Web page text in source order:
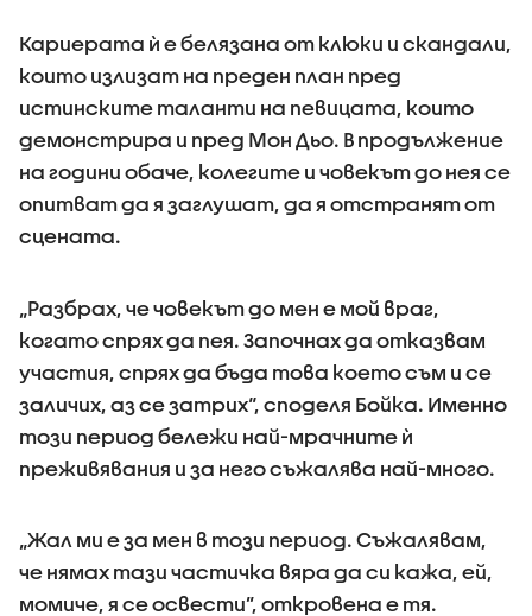
Кариерата ѝ е белязана от клюки и скандали,
които излизат на преден план пред
истинските таланти на певицата, които
демонстрира и пред Мон Дьо. В продължение
на години обаче, колегите и човекът до нея се
опитват да я заглушат, да я отстранят от
сцената.
„Разбрах, че човекът до мен е мой враг,
когато спрях да пея. Започнах да отказвам
участия, спрях да бъда това което съм и се
заличих, аз се затрих“, споделя Бойка. Именно
този период бележи най-мрачните ѝ
преживявания и за него съжалява най-много.
„Жал ми е за мен в този период. Съжалявам,
че нямах тази частичка вяра да си кажа, ей,
момиче, я се освести”, откровена е тя.